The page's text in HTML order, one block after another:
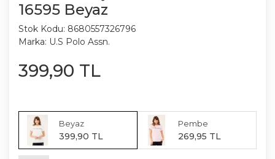
16595 Beyaz
Stok Kodu: 8680557326796
Marka: U.S Polo Assn.
399,90 TL
Beyaz
399,90 TL
Pembe
269,95 TL